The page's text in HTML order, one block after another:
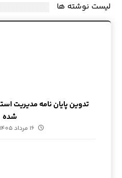
لیست نوشته ها
تدوین پایان نامه مدیریت
شده
۱۶ مرداد ۱۴۰۵